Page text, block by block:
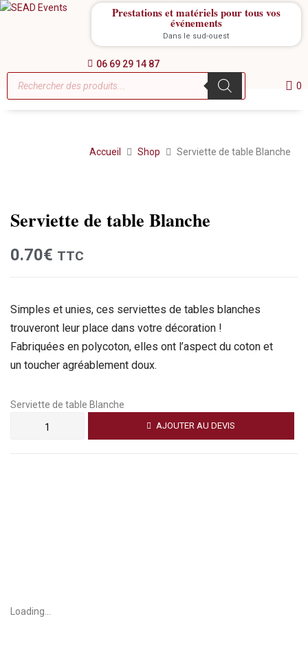
Prestations et matériels pour tous vos
événements
Dans le sud-ouest
06 69 29 14 87
0
Accueil Shop Serviette de table Blanche
Serviette de table Blanche
0.70€ TTC
Simples et unies, ces serviettes de tables blanches
trouveront leur place dans votre décoration !
Fabriquées en polycoton, elles ont l’aspect du coton et
un toucher agréablement doux.
Serviette de table Blanche
AJOUTER AU DEVIS
Loading...